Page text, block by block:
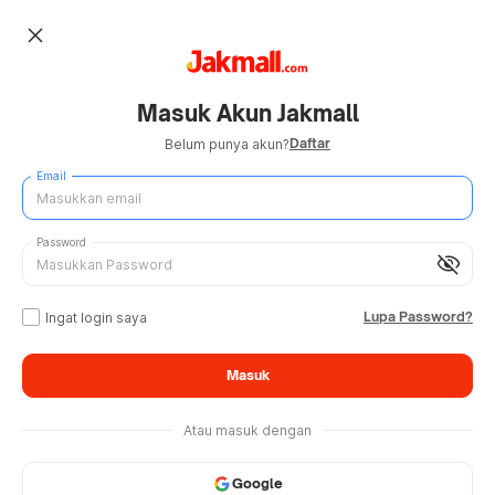
close
Masuk Akun Jakmall
Belum punya akun?Daftar
Email
visibility_off
Password
Ingat login saya Lupa Password?
Masuk
Atau masuk dengan
Google